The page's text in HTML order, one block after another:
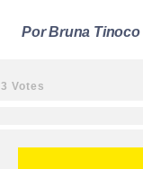
Por Bruna Tinoco
3 Votes